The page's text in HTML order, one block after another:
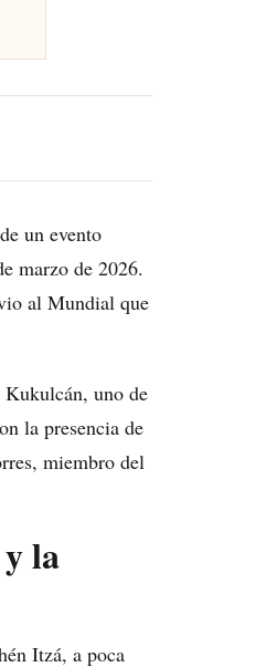
un evento
marzo de 2026.
al Mundial que
Kukulcán, uno de
la presencia de
miembro del
la
Itzá, a poca